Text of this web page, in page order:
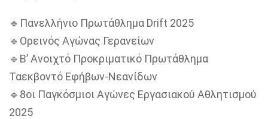
🔹Πανελλήνιο Πρωτάθλημα Drift 2025
🔹Ορεινός Αγώνας Γερανείων
🔹Β’ Ανοιχτό Προκριματικό Πρωτάθλημα
Ταεκβοντό Εφήβων-Νεανίδων
🔹8οι Παγκόσμιοι Αγώνες Εργασιακού Αθλητισμού
2025